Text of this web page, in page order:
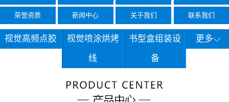
荣誉资质 新闻中心 关于我们 联系我们
视觉高频点胶
视觉喷涂烘烤
线
书型盒组装设
备
更多